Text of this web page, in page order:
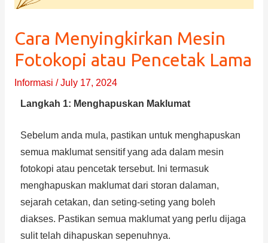
Cara Menyingkirkan Mesin
Fotokopi atau Pencetak Lama
Informasi /July 17, 2024
Langkah 1: Menghapuskan Maklumat
Sebelum anda mula, pastikan untuk menghapuskan
semua maklumat sensitif yang ada dalam mesin
fotokopi atau pencetak tersebut. Ini termasuk
menghapuskan maklumat dari storan dalaman,
sejarah cetakan, dan seting-seting yang boleh
diakses. Pastikan semua maklumat yang perlu dijaga
sulit telah dihapuskan sepenuhnya.